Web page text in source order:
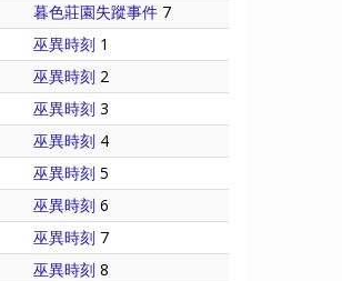
暮色莊園失蹤事件 7
巫異時刻 1
巫異時刻 2
巫異時刻 3
巫異時刻 4
巫異時刻 5
巫異時刻 6
巫異時刻 7
巫異時刻 8